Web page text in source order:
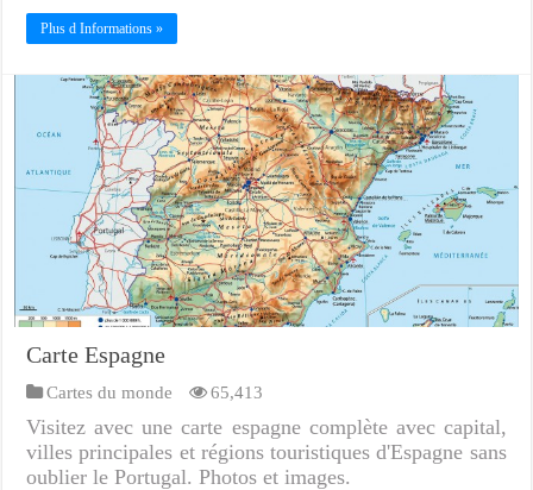
Plus d Informations »
Carte Espagne
Cartes du monde 65,413
Visitez avec une carte espagne complète avec capital,
villes principales et régions touristiques d'Espagne sans
oublier le Portugal. Photos et images.